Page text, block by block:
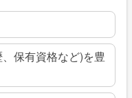
保有資格など)を豊